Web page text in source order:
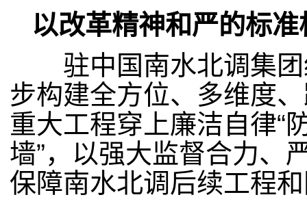
以改革精神和严的标
驻中国南水北调集团
步构建全方位、多维度
重大工程穿上廉洁自律“
墙”，以强大监督合力、
保障南水北调后续工程